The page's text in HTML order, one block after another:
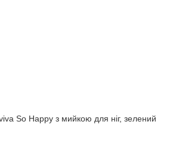
So Happy з мийкою для ніг, зелений